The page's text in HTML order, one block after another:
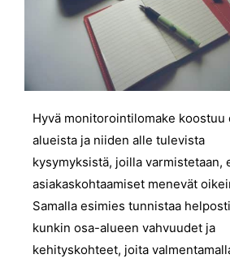
Hyvä monitorointilomake koostuu
alueista ja niiden alle tulevista
kysymyksistä, joilla varmistetaan,
asiakaskohtaamiset menevät
Samalla esimies tunnistaa helposti
kunkin osa-alueen vahvuudet ja
kehityskohteet, joita